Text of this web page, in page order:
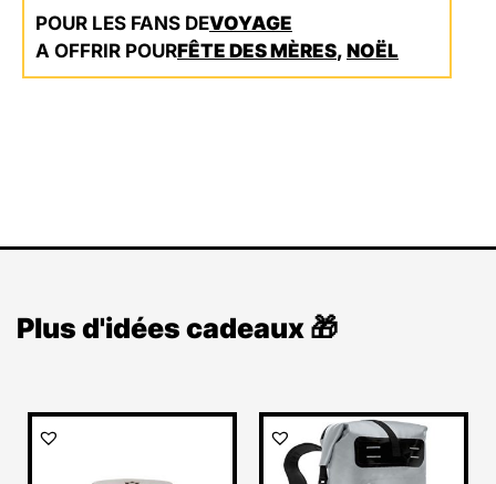
POUR LES FANS DEVOYAGE
A OFFRIR POURFÊTE DES MÈRES, NOËL
Plus d'idées cadeaux 🎁